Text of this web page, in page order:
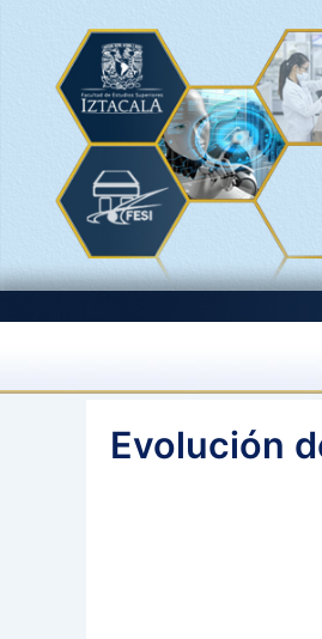
contenido
Evolución